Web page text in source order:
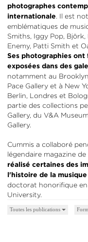
photographes
internationale. Il est
emblématiques de
Smiths, Iggy Pop,
Enemy, Patti Smith et
Ses photographies ont
exposées dans des
notamment au
Pace Gallery et à New
Berlin, Londres et
partie des collections
Gallery, du V&A
Gallery.
Cummis a collaboré
légendaire magazine
réalisé certaines des
l'histoire de la
doctorat honorifique
University.
Toutes les publications